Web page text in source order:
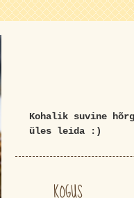
Kohalik suvine
üles leida :)
KOGUS